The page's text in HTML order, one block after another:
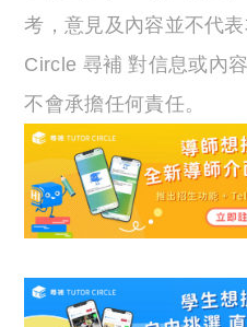
考，意見及內容並不代
Circle 尋補 對信息或內
不會承擔任何責任。